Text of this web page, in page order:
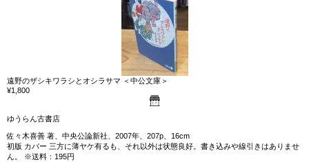
遠野のザシキワラシとオシラサマ ＜中公文庫＞
¥1,800
ゆうらん古書店
佐々木喜善 著、中央公論新社、2007年、207p、16cm
初版 カバー 三方に薄ヤケ有るも、それ以外は状態良好。書き込みや線引きはありませ
ん。 ※送料：195円